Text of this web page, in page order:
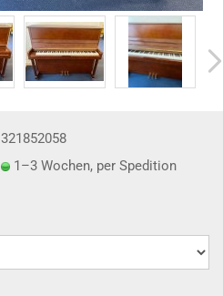
321852058
1–3 Wochen, per Spedition